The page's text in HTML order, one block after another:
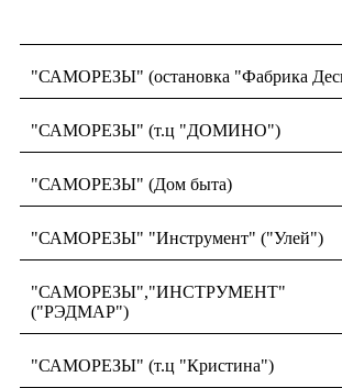
"САМОРЕЗЫ" (остановка "Фабрика
"САМОРЕЗЫ" (т.ц "ДОМИНО")
"САМОРЕЗЫ" (Дом быта)
"САМОРЕЗЫ" "Инструмент" ("Улей")
"САМОРЕЗЫ","ИНСТРУМЕНТ"
("РЭДМАР")
"САМОРЕЗЫ" (т.ц "Кристина")